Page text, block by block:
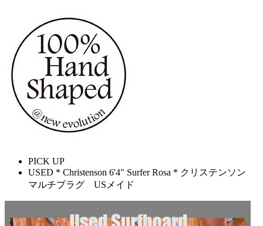
PICK UP
USED * Christenson 6'4" Surfer Rosa * クリステンソン
マルチプラグ USメイド